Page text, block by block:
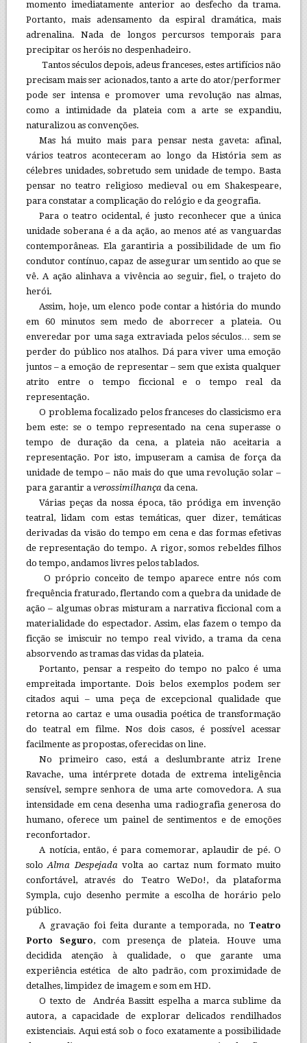
momento imediatamente anterior ao desfecho da trama.
Portanto, mais adensamento da espiral dramática, mais
adrenalina. Nada de longos percursos temporais para
precipitar os heróis no despenhadeiro.
Tantos séculos depois, adeus franceses, estes artifícios não
precisam mais ser acionados, tanto a arte do ator/performer
pode ser intensa e promover uma revolução nas almas,
como a intimidade da plateia com a arte se expandiu,
naturalizou as convenções.
Mas há muito mais para pensar nesta gaveta: afinal,
vários teatros aconteceram ao longo da História sem as
célebres unidades, sobretudo sem unidade de tempo. Basta
pensar no teatro religioso medieval ou em Shakespeare,
para constatar a complicação do relógio e da geografia.
Para o teatro ocidental, é justo reconhecer que a única
unidade soberana é a da ação, ao menos até as vanguardas
contemporâneas. Ela garantiria a possibilidade de um fio
condutor contínuo, capaz de assegurar um sentido ao que se
vê. A ação alinhava a vivência ao seguir, fiel, o trajeto do
herói.
Assim, hoje, um elenco pode contar a história do mundo
em 60 minutos sem medo de aborrecer a plateia. Ou
enveredar por uma saga extraviada pelos séculos… sem se
perder do público nos atalhos. Dá para viver uma emoção
juntos – a emoção de representar – sem que exista qualquer
atrito entre o tempo ficcional e o tempo real da
representação.
O problema focalizado pelos franceses do classicismo era
bem este: se o tempo representado na cena superasse o
tempo de duração da cena, a plateia não aceitaria a
representação. Por isto, impuseram a camisa de força da
unidade de tempo – não mais do que uma revolução solar –
para garantir a verossimilhançada cena.
Várias peças da nossa época, tão pródiga em invenção
teatral, lidam com estas temáticas, quer dizer, temáticas
derivadas da visão do tempo em cena e das formas efetivas
de representação do tempo. A rigor, somos rebeldes filhos
do tempo, andamos livres pelos tablados.
O próprio conceito de tempo aparece entre nós com
frequência fraturado, flertando com a quebra da unidade de
ação – algumas obras misturam a narrativa ficcional com a
materialidade do espectador. Assim, elas fazem o tempo da
ficção se imiscuir no tempo real vivido, a trama da cena
absorvendo as tramas das vidas da plateia.
Portanto, pensar a respeito do tempo no palco é uma
empreitada importante. Dois belos exemplos podem ser
citados aqui – uma peça de excepcional qualidade que
retorna ao cartaz e uma ousadia poética de transformação
do teatral em filme. Nos dois casos, é possível acessar
facilmente as propostas, oferecidas on line.
No primeiro caso, está a deslumbrante atriz Irene
Ravache, uma intérprete dotada de extrema inteligência
sensível, sempre senhora de uma arte comovedora. A sua
intensidade em cena desenha uma radiografia generosa do
humano, oferece um painel de sentimentos e de emoções
reconfortador.
A notícia, então, é para comemorar, aplaudir de pé. O
soloAlma Despejadavolta ao cartaz num formato muito
confortável, através do Teatro WeDo!, da plataforma
Sympla, cujo desenho permite a escolha de horário pelo
público.
A gravação foi feita durante a temporada, no Teatro
Porto Seguro, com presença de plateia. Houve uma
decidida atenção à qualidade, o que garante uma
experiência estética de alto padrão, com proximidade de
detalhes, limpidez de imagem e som em HD.
O texto de Andréa Bassitt espelha a marca sublime da
autora, a capacidade de explorar delicados rendilhados
existenciais. Aqui está sob o foco exatamente a possibilidade